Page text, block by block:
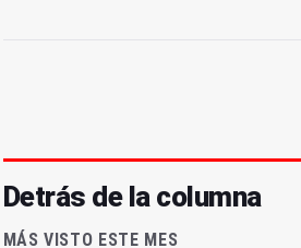
Detrás de la columna
MÁS VISTO ESTE MES